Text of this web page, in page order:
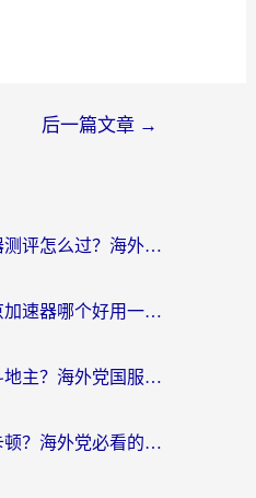
后一篇文章 →
无畏契约海外加速器测评怎么过？海外玩家亲测实用指南（附小众技巧）
在国外决战！平安京加速器哪个好用一点？老玩家亲测番茄加速器全解析
加拿大怎么玩欢乐斗地主？海外党国服游戏加速终极指南（附绝地求生未来之役300英雄实测）
在欧洲玩新寻仙总卡顿？海外党必看的国服游戏加速全攻略